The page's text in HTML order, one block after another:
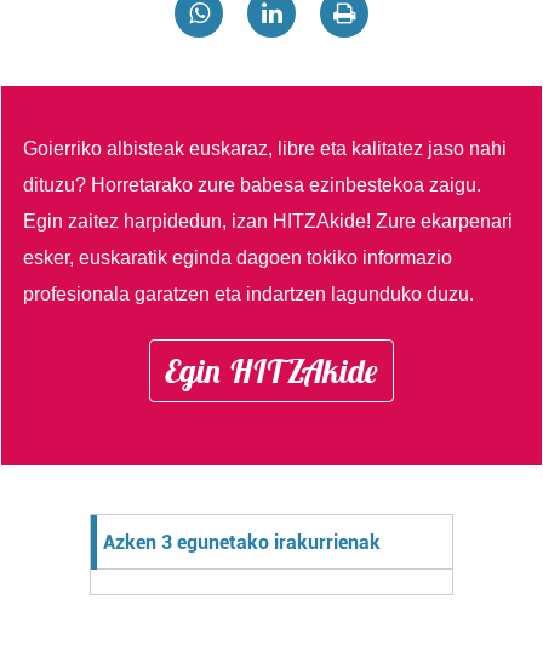
Goierriko albisteak euskaraz, libre eta kalitatez jaso nahi
dituzu? Horretarako zure babesa ezinbestekoa zaigu.
Egin zaitez harpidedun, izan HITZAkide!Zure ekarpenari
esker, euskaratik eginda dagoen tokiko informazio
profesionala garatzen eta indartzen lagunduko duzu.
Egin HITZAkide
Azken 3 egunetako irakurrienak